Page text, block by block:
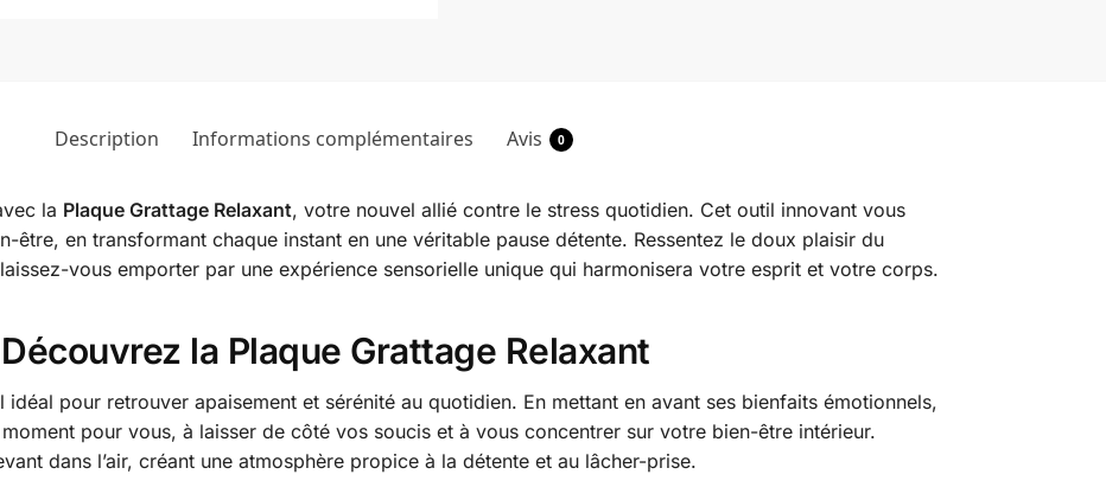
Description Informations complémentaires Avis 0
la Plaque Grattage Relaxant, votre nouvel allié contre le stress quotidien. Cet outil innovant vous
être, en transformant chaque instant en une véritable pause détente. Ressentez le doux plaisir du
vous emporter par une expérience sensorielle unique qui harmonisera votre esprit et votre corps.
la Plaque Grattage Relaxant
idéal pour retrouver apaisement et sérénité au quotidien. En mettant en avant ses bienfaits émotionnels,
pour vous, à laisser de côté vos soucis et à vous concentrer sur votre bien-être intérieur.
dans l’air, créant une atmosphère propice à la détente et au lâcher-prise.